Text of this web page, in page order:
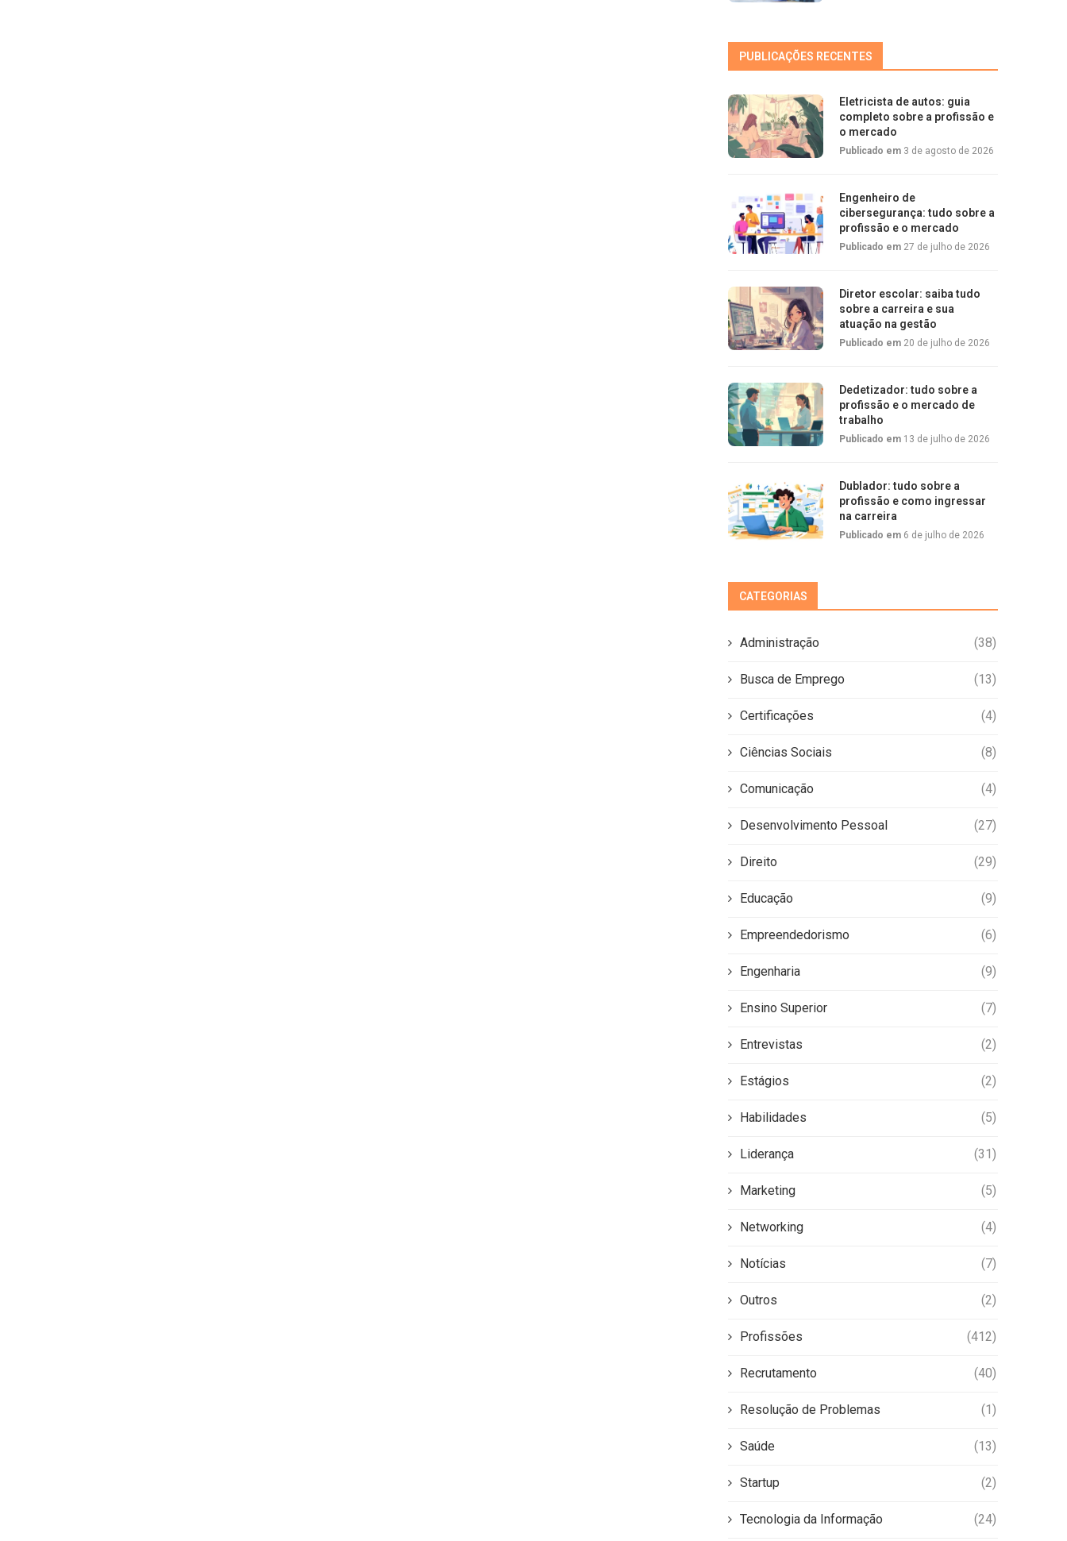
PUBLICAÇÕES RECENTES
Eletricista de autos: guia
completo sobre a profissão e
o mercado
Publicado em 3 de agosto de 2026
Engenheiro de
cibersegurança: tudo sobre a
profissão e o mercado
Publicado em 27 de julho de 2026
Diretor escolar: saiba tudo
sobre a carreira e sua
atuação na gestão
Publicado em 20 de julho de 2026
Dedetizador: tudo sobre a
profissão e o mercado de
trabalho
Publicado em 13 de julho de 2026
Dublador: tudo sobre a
profissão e como ingressar
na carreira
Publicado em 6 de julho de 2026
CATEGORIAS
Administração (38)
Busca de Emprego (13)
Certificações (4)
Ciências Sociais (8)
Comunicação (4)
Desenvolvimento Pessoal (27)
Direito (29)
Educação (9)
Empreendedorismo (6)
Engenharia (9)
Ensino Superior (7)
Entrevistas (2)
Estágios (2)
Habilidades (5)
Liderança (31)
Marketing (5)
Networking (4)
Notícias (7)
Outros (2)
Profissões (412)
Recrutamento (40)
Resolução de Problemas (1)
Saúde (13)
Startup (2)
Tecnologia da Informação (24)